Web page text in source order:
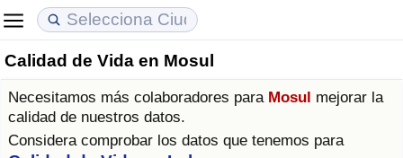
Calidad de Vida en Mosul
Necesitamos más colaboradores para Mosul mejorar la
calidad de nuestros datos.
Considera comprobar los datos que tenemos para
Coste de vida
Índice de Costo de Vida (Actual)
Precios de las propiedades
Índice de Precios de Inmuebles (Actual)
Calidad de Vida
Índice de Calidad de Vida